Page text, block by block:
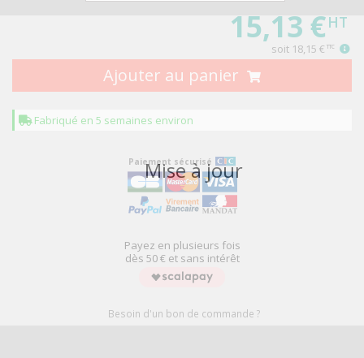
Mise à jour
15,13 €HT
soit 18,15 € TTC
Ajouter au panier
Fabriqué en 5 semaines environ
Paiement sécurisé
Payez en plusieurs fois
dès 50 € et sans intérêt
Besoin d'un bon de commande ?